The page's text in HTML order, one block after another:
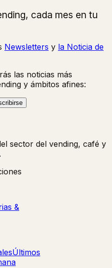
cada mes en tu
Newsletters y la Noticia de
las noticias más
y ámbitos afines:
sector del vending, café y
&
Últimos